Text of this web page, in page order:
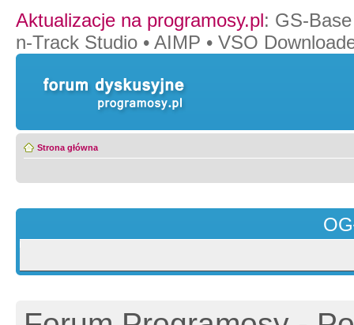
Aktualizacje na programosy.pl: GS-Base
n-Track Studio • AIMP • VSO
Strona główna